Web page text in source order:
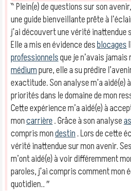
‶ Plein(e) de questions sur son
une guide bienveillante prête à
j’ai découvert une vérité
Elle a mis en évidence desblocages
professionnelsque je n’avais
médiumpure, elle a su prédire
exactitude. Son analyse m’a aidé(e)
priorités dans le domaine de mon
Cette expérience m’a aidé(e) à
moncarrière. Grâce à son analyse
compris mondestin. Lors de cette
vérité inattendue sur mon avenir.
m’ont aidé(e) à voir différemment
paroles, j’ai compris comment mon
quotidien.. ″